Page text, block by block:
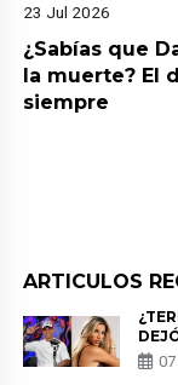
23 Jul 2026
¿Sabías que
la muerte? El
siempre
ARTICULOS
DE